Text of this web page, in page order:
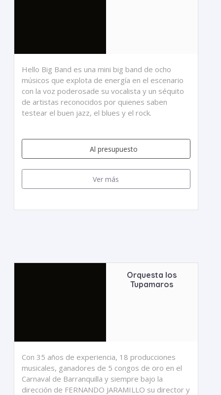
Hello Big Band es una mini big band de ocho
músicos que explota de energía en el escenario
con la voz poderosade su vocalista y un séquito
de artistas reconocidos por quienes saben
testear el buen jazz, el blues y el rock.
Al presupuesto
Ver más
Orquesta los
Tupamaros
Con 35 años de experiencia, 18 producciones
musicales, ganadores de 5 congos de oro en el
Carnaval de Barranquilla y siempre bajo la
dirección de FERNANDO JARAMILLO su director y